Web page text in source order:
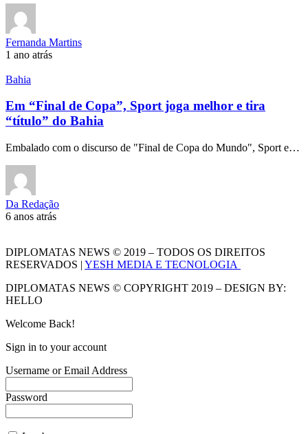
Fernanda Martins
1 ano atrás
Bahia
Em “Final de Copa”, Sport joga melhor e tira
“título” do Bahia
Embalado com o discurso de "Final de Copa do Mundo", Sport e…
Da Redação
6 anos atrás
DIPLOMATAS NEWS © 2019 – TODOS OS DIREITOS
RESERVADOS | YESH MEDIA E TECNOLOGIA
DIPLOMATAS NEWS © COPYRIGHT 2019 – DESIGN BY:
HELLO
Welcome Back!
Sign in to your account
Username or Email Address
Password